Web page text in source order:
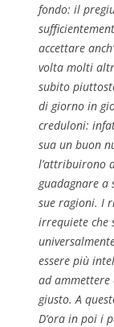
fondo: il
accettare
volta molti
subito
di giorno in
creduloni:
sua un buon
l’attribuirono
guadagnare a
sue ragioni. I
irrequiete
essere più
ad
giusto. A
D’ora in poi i